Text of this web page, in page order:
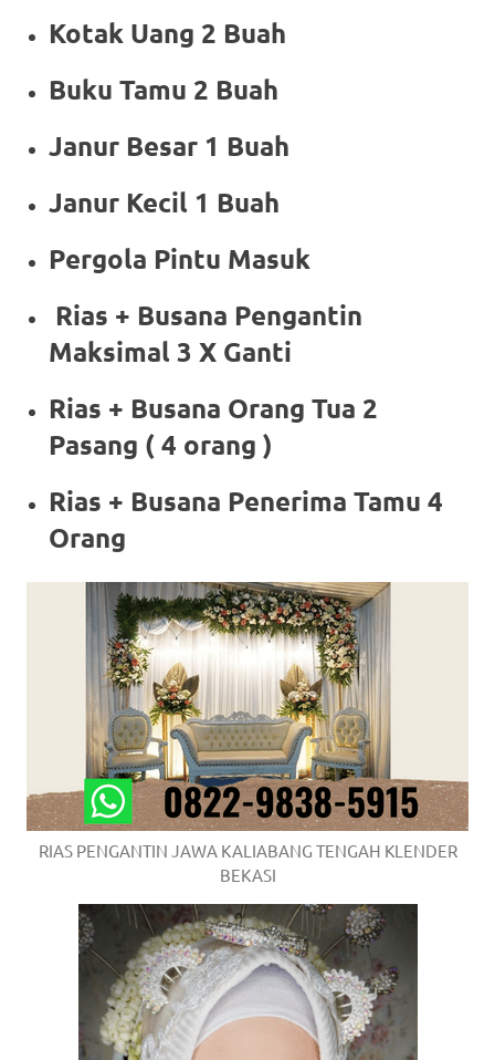
Kotak Uang 2 Buah
Buku Tamu 2 Buah
Janur Besar 1 Buah
Janur Kecil 1 Buah
Pergola Pintu Masuk
Rias + Busana Pengantin
Maksimal 3 X Ganti
Rias + Busana Orang Tua 2
Pasang ( 4 orang )
Rias + Busana Penerima Tamu 4
Orang
RIAS PENGANTIN JAWA KALIABANG TENGAH KLENDER
BEKASI